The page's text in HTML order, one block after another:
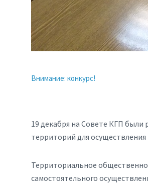
Внимание: конкурс!
19 декабря на Совете КГП
территорий для
Территориальное
самостоятельного